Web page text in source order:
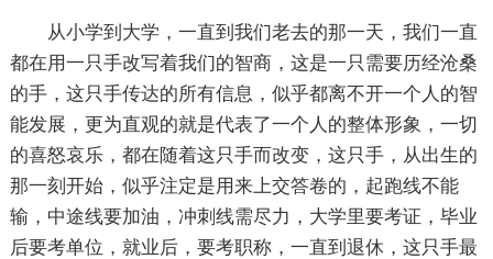
从小学到大学，一直到我们老去的那一天，我们一直
都在用一只手改写着我们的智商，这是一只需要历经沧桑
的手，这只手传达的所有信息，似乎都离不开一个人的智
能发展，更为直观的就是代表了一个人的整体形象，一切
的喜怒哀乐，都在随着这只手而改变，这只手，从出生的
那一刻开始，似乎注定是用来上交答卷的，起跑线不能
输，中途线要加油，冲刺线需尽力，大学里要考证，毕业
后要考单位，就业后，要考职称，一直到退休，这只手最